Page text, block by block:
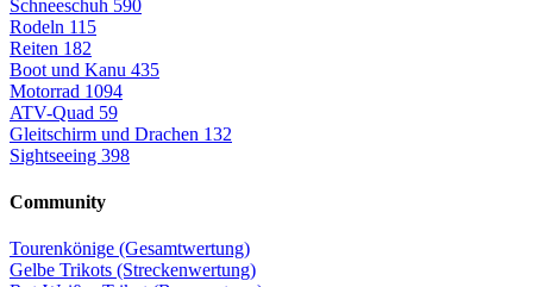
Schneeschuh 590
Rodeln 115
Reiten 182
Boot und Kanu 435
Motorrad 1094
ATV-Quad 59
Gleitschirm und Drachen 132
Sightseeing 398
Community
Tourenkönige (Gesamtwertung)
Gelbe Trikots (Streckenwertung)